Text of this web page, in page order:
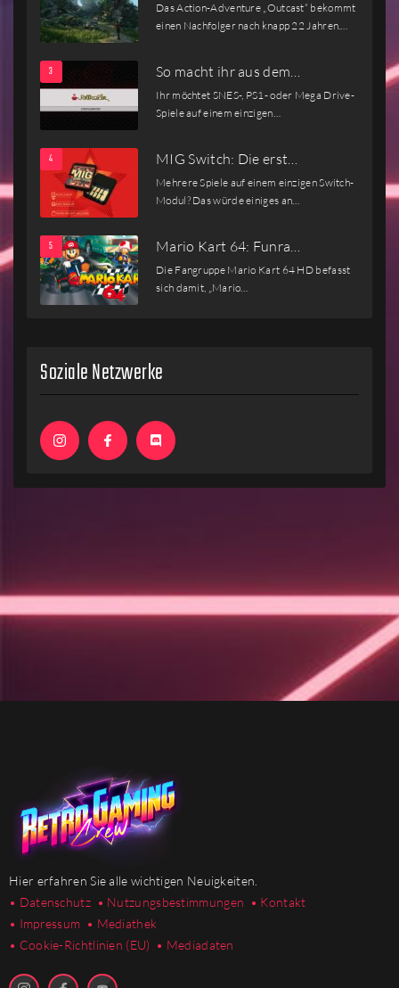
Das Action-Adventure „Outcast“ bekommt
einen Nachfolger nach knapp 22 Jahren.…
So macht ihr aus dem…
Ihr möchtet SNES-, PS1- oder Mega Drive-
Spiele auf einem einzigen…
MIG Switch: Die erst…
Mehrere Spiele auf einem einzigen Switch-
Modul? Das würde einiges an…
Mario Kart 64: Funra…
Die Fangruppe Mario Kart 64 HD befasst
sich damit, „Mario…
Soziale Netzwerke
Hier erfahren Sie alle wichtigen Neuigkeiten.
• Datenschutz • Nutzungsbestimmungen • Kontakt
• Impressum • Mediathek
• Cookie-Richtlinien (EU) • Mediadaten